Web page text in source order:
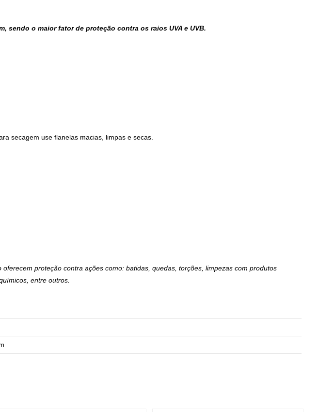
sendo o maior fator de proteção contra os raios UVA e UVB.
secagem use flanelas macias, limpas e secas.
proteção contra ações como: batidas, quedas, torções, limpezas com produtos
entre outros.